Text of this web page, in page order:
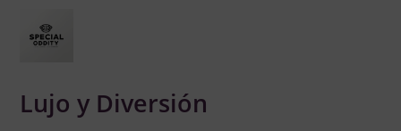
Lujo y Diversión